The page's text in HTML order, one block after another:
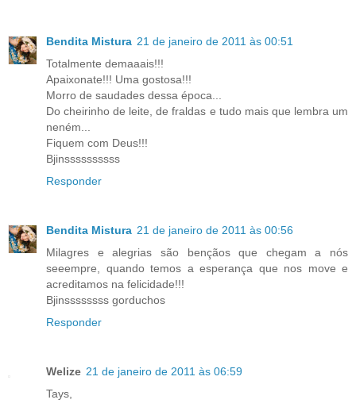
Bendita Mistura 21 de janeiro de 2011 às 00:51
Totalmente demaaais!!!
Apaixonate!!! Uma gostosa!!!
Morro de saudades dessa época...
Do cheirinho de leite, de fraldas e tudo mais que lembra um
neném...
Fiquem com Deus!!!
Bjinssssssssss
Responder
Bendita Mistura 21 de janeiro de 2011 às 00:56
Milagres e alegrias são bençãos que chegam a nós
seeempre, quando temos a esperança que nos move e
acreditamos na felicidade!!!
Bjinssssssss gorduchos
Responder
Welize 21 de janeiro de 2011 às 06:59
Tays,